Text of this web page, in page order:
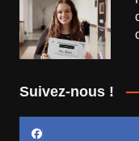
Suivez-nous !